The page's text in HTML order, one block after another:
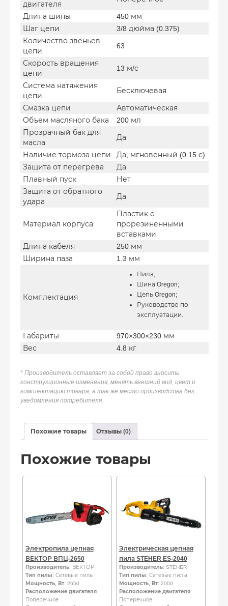
двигателя
Длина шины
450 мм
Шаг цепи
3/8 дюйма (0.375)
Количество звеньев
цепи
63
Скорость вращения
цепи
13 м/с
Система натяжения
цепи
Бесключевая
Смазка цепи
Автоматическая
Объем масляного бака
200 мл
Прозрачный бак для
масла
Да
Наличие тормоза цепи
Да, мгновенный (0.15 с)
Защита от перегрева
Да
Плавный пуск
Нет
Защита от обратного
удара
Да
Материал корпуса
Пластик с
прорезиненными
вставками
Длина кабеля
250 мм
Ширина паза
1.3 мм
Комплектация
Пила;
Шина Oregon;
Цепь Oregon;
Руководство по
эксплуатации.
Габариты
970×300×230 мм
Вес
4.8 кг
* Производитель оставляет за собой право вносить
конструкционные изменения, менять внешний вид, цвет и
комплектацию товара, а так же место производства без
уведомления потребителя.
Похожие товары Отзывы (0)
Похожие товары
Электропила цепная
ВЕКТОР ВПЦ-2650
Производитель: ВЕКТОР
Тип пилы: Сетевые пилы
Мощность, Вт: 2650
Расположение двигателя:
Поперечное
Электрическая цепная
пила STEHER ES-2040
Производитель: STEHER
Тип пилы: Сетевые пилы
Мощность, Вт: 2000
Расположение двигателя:
Поперечное